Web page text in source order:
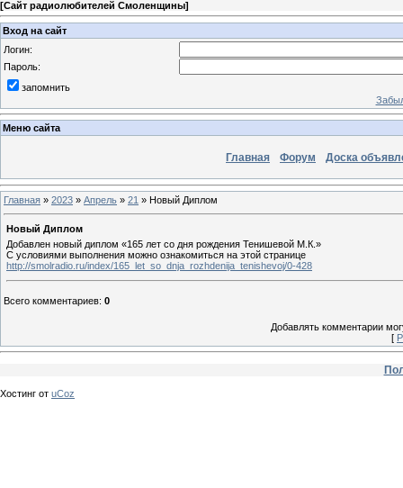
[Сайт радиолюбителей Смоленщины]
Вход на сайт
Логин:
Пароль:
запомнить
Меню сайта
Главная Форум Доска
Главная » 2023 » Апрель » 21 » Новый Диплом
Новый Диплом
Добавлен новый диплом «165 лет со дня рождения Тенишевой М.К.»
С условиями выполнения можно ознакомиться на этой странице
http://smolradio.ru/index/165_let_so_dnja_rozhdenija_tenishevoj/0-428
Всего комментариев: 0
Добавлять комментарии
[
Хостинг от uCoz